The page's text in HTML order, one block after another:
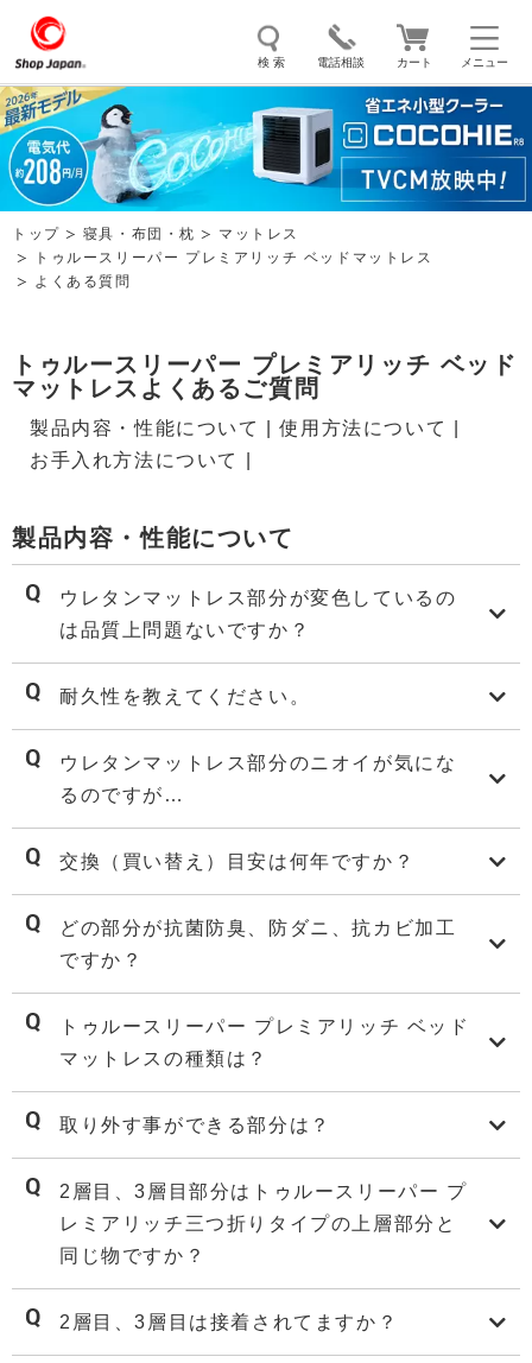
メニュー
検 索 電話相談 カート
トゥルースリーパー ソイリッチ ここひえ 枕
掃除機 クッキングプロ マイキュット
エアコン オーラルスマイル
トップ 寝具・布団・枕
マットレス
トゥルースリーパー プレミアリッチ ベッドマットレス
よくある質問
トゥルースリーパー プレミアリッチ ベッド
マットレスよくあるご質問
製品内容・性能について 使用方法について
お手入れ方法について
製品内容・性能について
ウレタンマットレス部分が変色しているの
は品質上問題ないですか？
耐久性を教えてください。
ウレタンマットレス部分のニオイが気にな
るのですが…
交換（買い替え）目安は何年ですか？
どの部分が抗菌防臭、防ダニ、抗カビ加工
ですか？
トゥルースリーパー プレミアリッチ ベッド
マットレスの種類は？
取り外す事ができる部分は？
2層目、3層目部分はトゥルースリーパー プ
レミアリッチ三つ折りタイプの上層部分と
同じ物ですか？
2層目、3層目は接着されてますか？